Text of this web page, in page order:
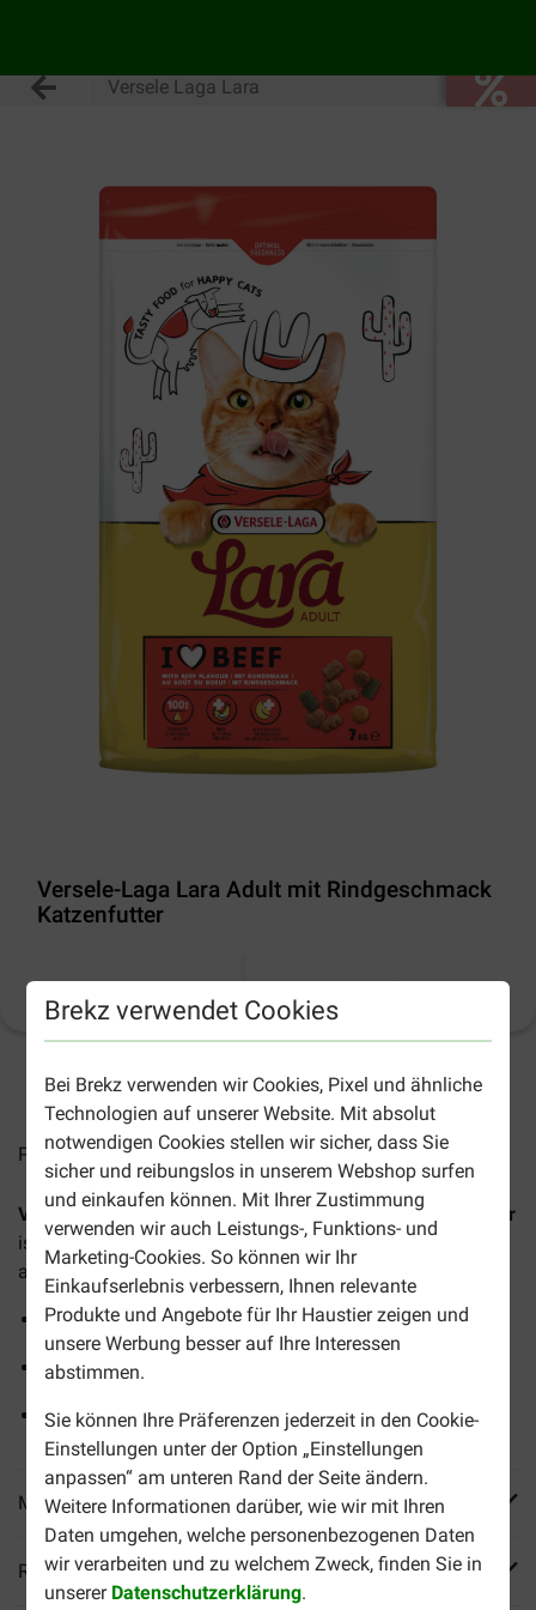
Brekz verwendet Cookies
Bei Brekz verwenden wir Cookies, Pixel und ähnliche
Technologien auf unserer Website. Mit absolut
notwendigen Cookies stellen wir sicher, dass Sie
sicher und reibungslos in unserem Webshop surfen
und einkaufen können. Mit Ihrer Zustimmung
verwenden wir auch Leistungs-, Funktions- und
Marketing-Cookies. So können wir Ihr
Einkaufserlebnis verbessern, Ihnen relevante
Produkte und Angebote für Ihr Haustier zeigen und
unsere Werbung besser auf Ihre Interessen
abstimmen.
Sie können Ihre Präferenzen jederzeit in den Cookie-
Einstellungen unter der Option „Einstellungen
anpassen“ am unteren Rand der Seite ändern.
Weitere Informationen darüber, wie wir mit Ihren
Daten umgehen, welche personenbezogenen Daten
wir verarbeiten und zu welchem Zweck, finden Sie in
unserer Datenschutzerklärung.
Versele Laga Lara
Versele-Laga Lara Adult mit Rindgeschmack
Katzenfutter
Produktinformation
2-5 Arbeitstage, sofern nicht anders angegeben
Preise inkl. MwSt zzgl.Versandkosten
Versele-Laga Lara Adult mit Rindgeschmack Katzenfutter
ist ein knuspriges, unwiderstehliches Trockenfutter für
ausgewachsene Katzen.
Fördert eine gute Körperfitness
Mit köstlichem Rind- und Hühnergeschmack
Geeignet für alle Katzen ab 1 Jahr
Mehr Produktinfos
Reviews